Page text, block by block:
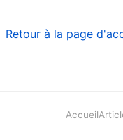
Retour à la page
Accueil